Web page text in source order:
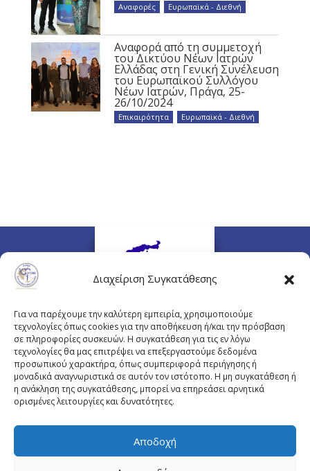
Διαχείριση Συγκατάθεσης
Για να παρέχουμε την καλύτερη εμπειρία, χρησιμοποιούμε
τεχνολογίες όπως cookies για την αποθήκευση ή/και την πρόσβαση
σε πληροφορίες συσκευών. Η συγκατάθεση για τις εν λόγω
τεχνολογίες θα μας επιτρέψει να επεξεργαστούμε δεδομένα
προσωπικού χαρακτήρα, όπως συμπεριφορά περιήγησης ή
μοναδικά αναγνωριστικά σε αυτόν τον ιστότοπο. Η μη συγκατάθεση ή
η ανάκληση της συγκατάθεσης, μπορεί να επηρεάσει αρνητικά
ορισμένες λειτουργίες και δυνατότητες.
Αποδοχή
Αναφορές Ευρωπαϊκά - Διεθνή
Αναφορά από τη συμμετοχή
του Δικτύου Νέων Ιατρών
Ελλάδας στη Γενική Συνέλευση
του Ευρωπαϊκού Συλλόγου
Νέων Ιατρών, Πράγα, 25-
26/10/2024
Επικαιρότητα Ευρωπαϊκά - Διεθνή
Πλουτάρχου 3, 10675 Αθήνα
Email επικοινωνίας:pisinfo@pis.gr